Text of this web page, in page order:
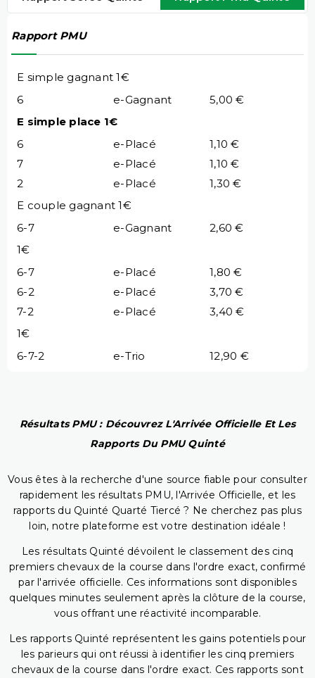
Rapport PMU
E simple gagnant 1€
6
e-Gagnant
5,00 €
E simple place 1€
6
e-Placé
1,10 €
7
e-Placé
1,10 €
2
e-Placé
1,30 €
E couple gagnant 1€
6-7
e-Gagnant
2,60 €
1€
6-7
e-Placé
1,80 €
6-2
e-Placé
3,70 €
7-2
e-Placé
3,40 €
1€
6-7-2
e-Trio 12,90 €
Résultats PMU : Découvrez L'Arrivée Officielle Et Les
Rapports Du PMU Quinté
Vous êtes à la recherche d'une source fiable pour consulter
rapidement les résultats PMU, l'Arrivée Officielle, et les
rapports du Quinté Quarté Tiercé ? Ne cherchez pas plus
loin, notre plateforme est votre destination idéale !
Les résultats Quinté dévoilent le classement des cinq
premiers chevaux de la course dans l'ordre exact, confirmé
par l'arrivée officielle. Ces informations sont disponibles
quelques minutes seulement après la clôture de la course,
vous offrant une réactivité incomparable.
Les rapports Quinté représentent les gains potentiels pour
les parieurs qui ont réussi à identifier les cinq premiers
chevaux de la course dans l'ordre exact. Ces rapports sont